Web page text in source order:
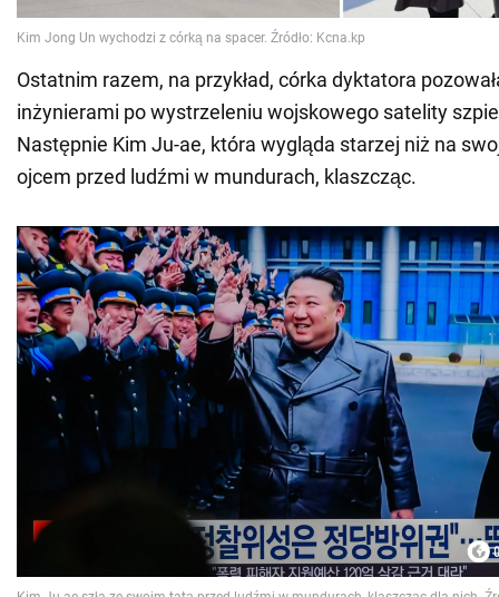
Ostatnim razem, na przykład, córka dyktatora
inżynierami po wystrzeleniu wojskowego satelity
Następnie Kim Ju-ae, która wygląda starzej niż na
ojcem przed ludźmi w mundurach, klaszcząc.